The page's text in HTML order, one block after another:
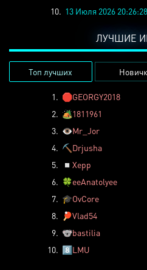
10. 13 Июля 2026 20:26:28
ЛУЧШИЕ
Топ лучших
1. 🛑GEORGY2018
2. 🏕️1811961
3. 👁️Mr_Jor
4. ⛏️ Drjusha
5.
◽ Xepp
6. 🍀eeAnatolyee
7. 🎓OvCore
8.
🏓Vlad54
9. 🐨bastilia
10. 8️⃣LMU